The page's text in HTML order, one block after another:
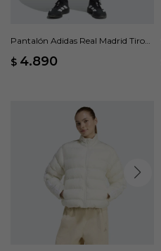
Pantalón Adidas Real Madrid Tiro
$ 4.890